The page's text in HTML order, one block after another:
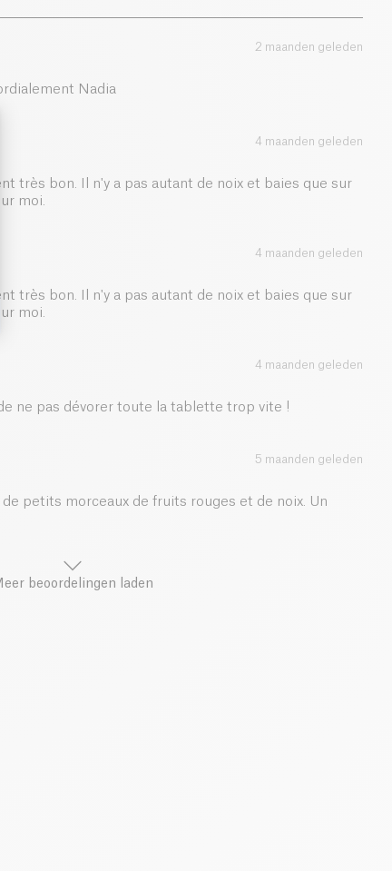
oorsprong en zijn afkomstig van gecertificeerde
gezondheid te garanderen.
0.05 g
2 maanden geleden
Nadia
4 maanden geleden
très bon. Il n'y a pas autant de noix et baies que sur
moi.
4 maanden geleden
très bon. Il n'y a pas autant de noix et baies que sur
moi.
4 maanden geleden
ne pas dévorer toute la tablette trop vite !
5 maanden geleden
petits morceaux de fruits rouges et de noix. Un
beoordelingen laden
Your Options